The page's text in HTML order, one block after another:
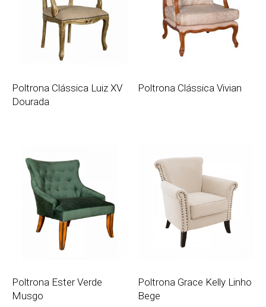
Poltrona Clássica Luiz XV
Dourada
Poltrona Clássica Vivian
Poltrona Ester Verde
Musgo
Poltrona Grace Kelly Linho
Bege